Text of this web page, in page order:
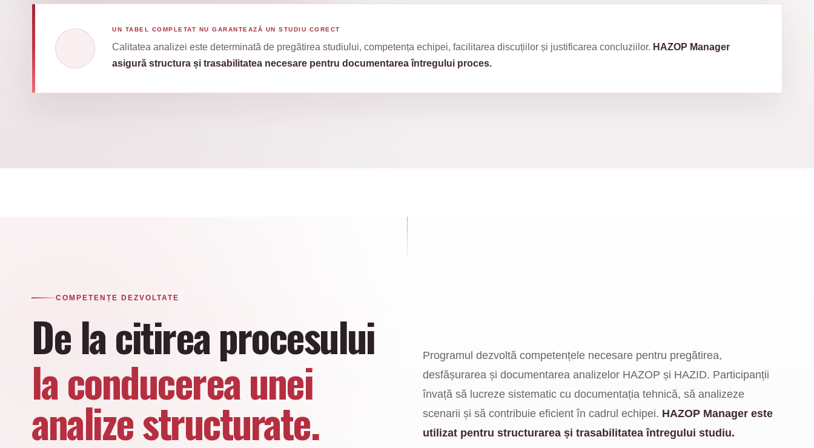
UN TABEL COMPLETAT NU GARANTEAZĂ UN STUDIU CORECT
Calitatea analizei este determinată de pregătirea studiului, competența echipei, facilitarea discuțiilor și justificarea concluziilor. HAZOP Manager
asigură structura și trasabilitatea necesare pentru documentarea întregului proces.
COMPETENȚE DEZVOLTATE
De la citirea procesului
la conducerea unei
analize structurate.
Programul dezvoltă competențele necesare pentru pregătirea,
desfășurarea și documentarea analizelor HAZOP și HAZID. Participanții
învață să lucreze sistematic cu documentația tehnică, să analizeze
scenarii și să contribuie eficient în cadrul echipei. HAZOP Manager este
utilizat pentru structurarea și trasabilitatea întregului studiu.